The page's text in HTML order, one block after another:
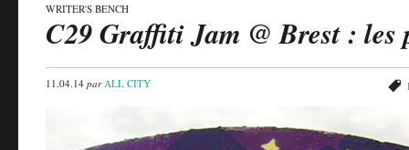
WRITER'S BENCH
C29 Graffiti Jam @ Brest : les
11.04.14 par ALL CITY